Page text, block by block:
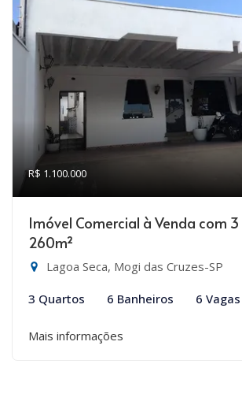
R$ 1.100.000
Imóvel Comercial à Venda com
260m²
Lagoa Seca, Mogi das Cruzes-SP
3 Quartos 6 Banheiros 6 Vagas
Mais informações